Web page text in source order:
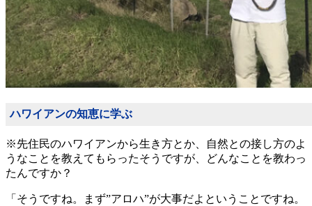
ハワイアンの知恵に学ぶ
※先住民のハワイアンから生き方とか、自然との接し方のよ
うなことを教えてもらったそうですが、どんなことを教わっ
たんですか？
「そうですね。まず”アロハ”が大事だよということですね。